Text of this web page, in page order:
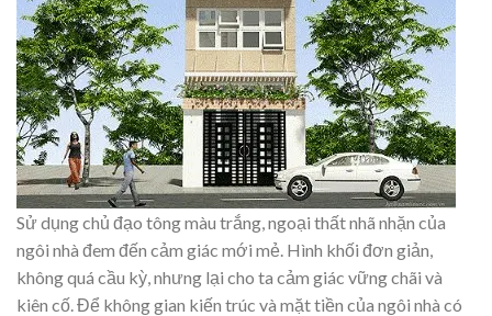
Sử dụng chủ đạo tông màu trắng, ngoại thất nhã nhặn của
ngôi nhà đem đến cảm giác mới mẻ. Hình khối đơn giản,
không quá cầu kỳ, nhưng lại cho ta cảm giác vững chãi và
kiên cố. Để không gian kiến trúc và mặt tiền của ngôi nhà có